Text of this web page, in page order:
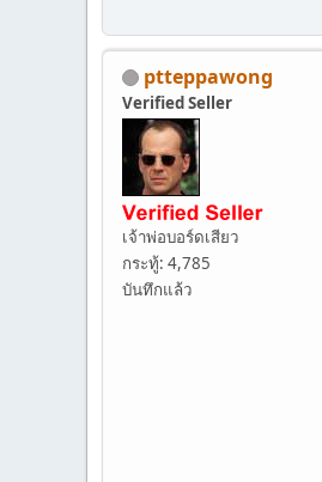
ptteppawong
Verified Seller
เจ้าพ่อบอร์ดเสียว
กระทู้: 4,785
บันทึกแล้ว